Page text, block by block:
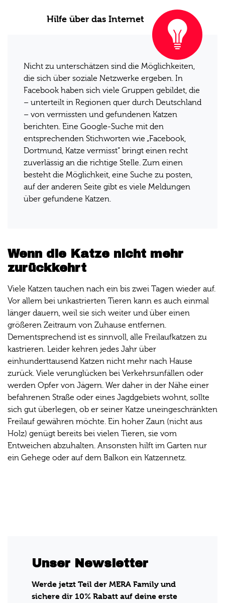
Hilfe über das Internet
Nicht zu unterschätzen sind die Möglichkeiten,
die sich über soziale Netzwerke ergeben. In
Facebook haben sich viele Gruppen gebildet, die
– unterteilt in Regionen quer durch Deutschland
– von vermissten und gefundenen Katzen
berichten. Eine Google-Suche mit den
entsprechenden Stichworten wie „Facebook,
Dortmund, Katze vermisst“ bringt einen recht
zuverlässig an die richtige Stelle. Zum einen
besteht die Möglichkeit, eine Suche zu posten,
auf der anderen Seite gibt es viele Meldungen
über gefundene Katzen.
Wenn die Katze nicht mehr
zurückkehrt
Viele Katzen tauchen nach ein bis zwei Tagen wieder auf.
Vor allem bei unkastrierten Tieren kann es auch einmal
länger dauern, weil sie sich weiter und über einen
größeren Zeitraum von Zuhause entfernen.
Dementsprechend ist es sinnvoll, alle Freilaufkatzen zu
kastrieren. Leider kehren jedes Jahr über
einhunderttausend Katzen nicht mehr nach Hause
zurück. Viele verunglücken bei Verkehrsunfällen oder
werden Opfer von Jägern. Wer daher in der Nähe einer
befahrenen Straße oder eines Jagdgebiets wohnt, sollte
sich gut überlegen, ob er seiner Katze uneingeschränkten
Freilauf gewähren möchte. Ein hoher Zaun (nicht aus
Holz) genügt bereits bei vielen Tieren, sie vom
Entweichen abzuhalten. Ansonsten hilft im Garten nur
ein Gehege oder auf dem Balkon ein Katzennetz.
Unser Newsletter
Werde jetzt Teil der MERA Family und
sichere dir 10% Rabatt auf deine erste